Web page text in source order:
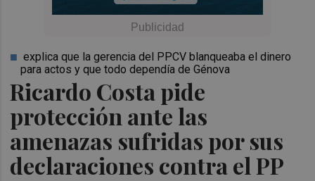
Ricardo Costa pide
protección ante las
amenazas sufridas por sus
declaraciones contra el PP
explica que la gerencia del PPCV blanqueaba el dinero
para actos y que todo dependía de Génova